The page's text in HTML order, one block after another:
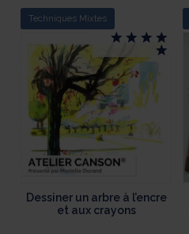
Techniques Mixtes
Dessiner un arbre à l’encre
et aux crayons